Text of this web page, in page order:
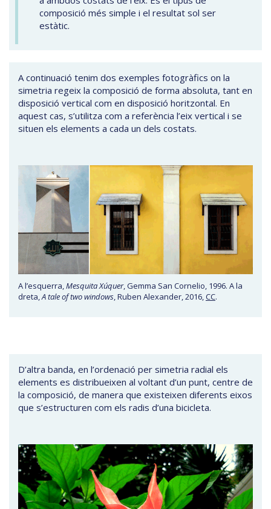
composició més simple i el resultat sol ser
estàtic.
A continuació tenim dos exemples fotogràfics on la
simetria regeix la composició de forma absoluta, tant en
disposició vertical com en disposició horitzontal. En
aquest cas, s’utilitza com a referència l’eix vertical i se
situen els elements a cada un dels costats.
A l’esquerra,MesquitaXúquer, Gemma San Cornelio, 1996. A la
dreta,A tale of two windows, Ruben Alexander, 2016,CC.
D’altra banda, en l’ordenació per simetria radial els
elements es distribueixen al voltant d’un punt, centre de
la composició, de manera que existeixen diferents eixos
que s’estructuren com els radis d’una bicicleta.